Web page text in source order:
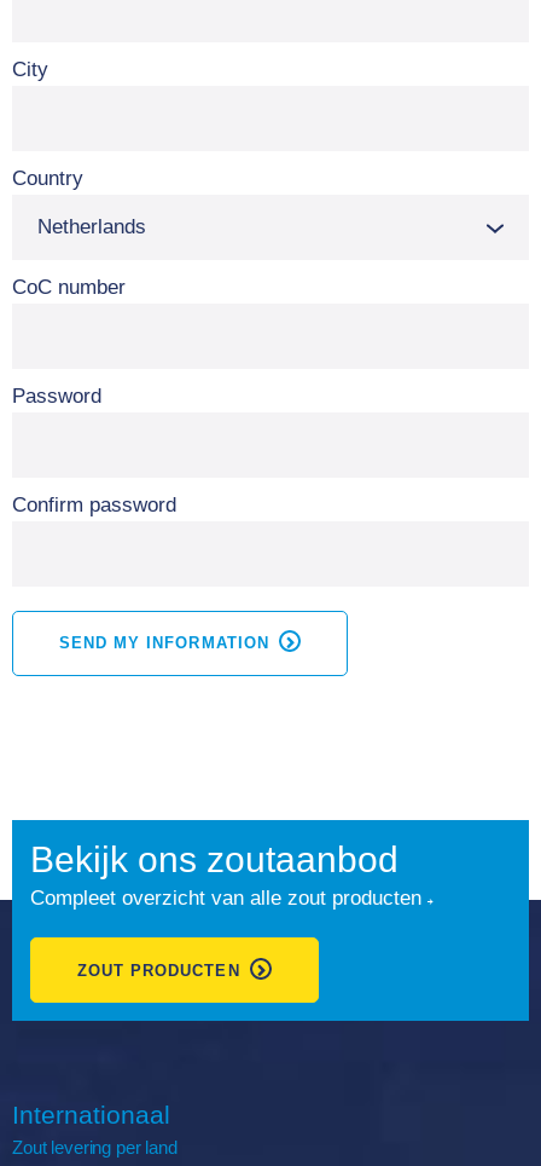
City
Country
CoC number
Password
Confirm password
SEND MY INFORMATION
Bekijk ons zoutaanbod
Compleet overzicht van alle zout producten
ZOUT PRODUCTEN
Internationaal
Zout levering per land